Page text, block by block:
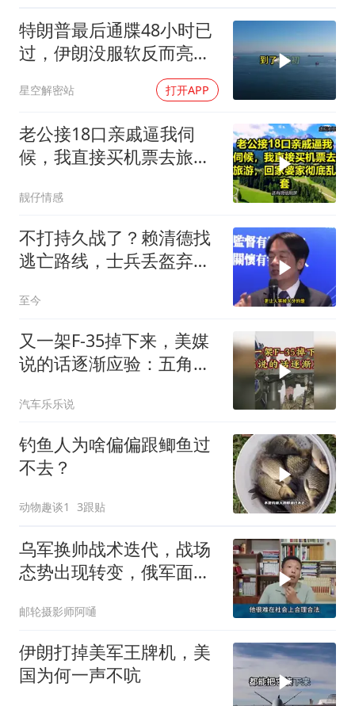
特朗普最后通牒48小时已
过，伊朗没服软反而亮出
真正底牌，难怪美军越打
越被动
星空解密站 打开APP
老公接18口亲戚逼我伺
候，我直接买机票去旅
靓仔情感
不打持久战了？赖清德找
逃亡路线，士兵丢盔弃
至今
又一架F-35掉下来，美媒
说的话逐渐应验：五角大
汽车乐乐说
钓鱼人为啥偏偏跟鲫鱼过
不去？
动物趣谈1 3跟贴
乌军换帅战术迭代，战场
态势出现转变，俄军面临
邮轮摄影师阿嗵
伊朗打掉美军王牌机，美
国为何一声不吭